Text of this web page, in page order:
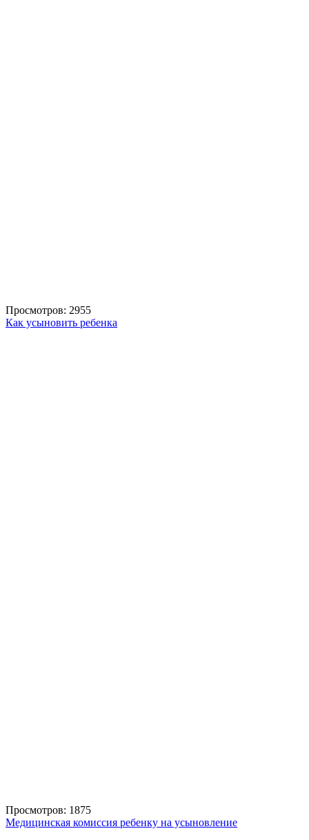
Просмотров: 2955
Как усыновить ребенка
Просмотров: 1875
Медицинская комиссия ребенку на усыновление